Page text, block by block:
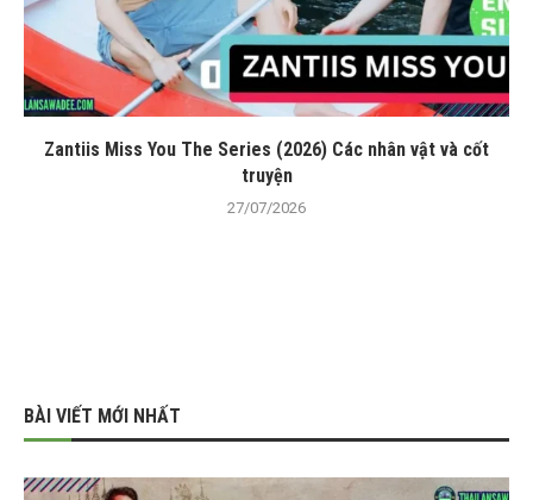
Zantiis Miss You The Series (2026) Các nhân vật và cốt
truyện
27/07/2026
BÀI VIẾT MỚI NHẤT